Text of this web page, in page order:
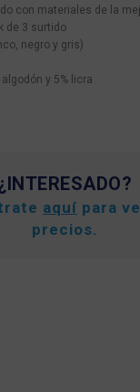
con materiales de la
de 3 surtido
negro y gris)
y 5% licra
aquí para
precios.